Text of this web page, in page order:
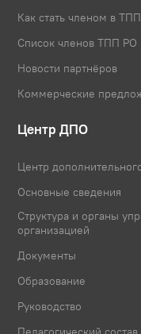
Как стать членом в
Список членов ТПП РО
Новости партнёров
Коммерческие
Центр ДПО
Центр
Основные сведения
Структура и органы
организацией
Документы
Образование
Руководство